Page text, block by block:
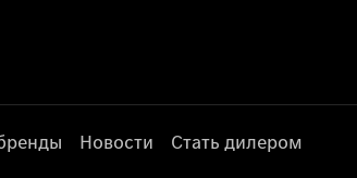
Новости Стать дилером